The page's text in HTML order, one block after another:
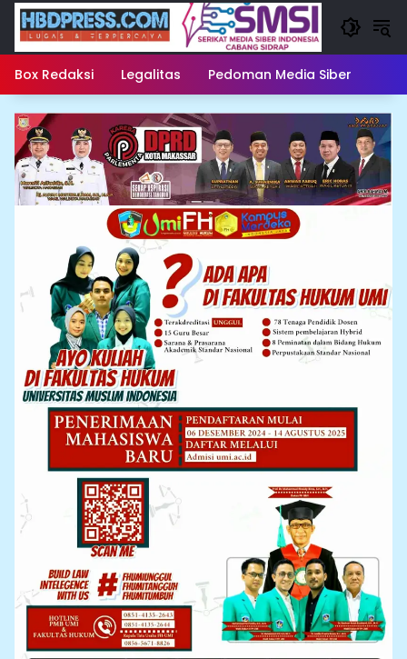
Langsung
konten
Box Redaksi Legalitas Pedoman Media Siber